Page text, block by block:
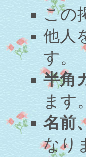
この
他人
す。
半角
ます。
名前
なり